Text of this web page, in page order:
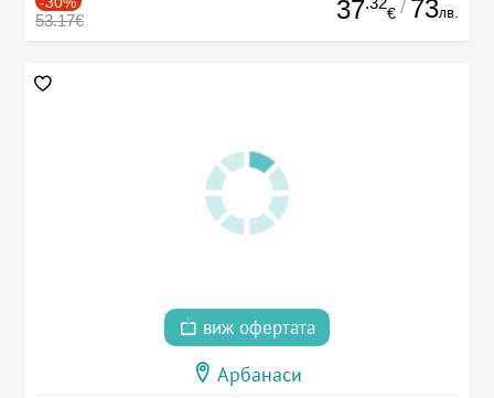
53.17€ 37 € / 73лв.
виж офертата
Арбанаси